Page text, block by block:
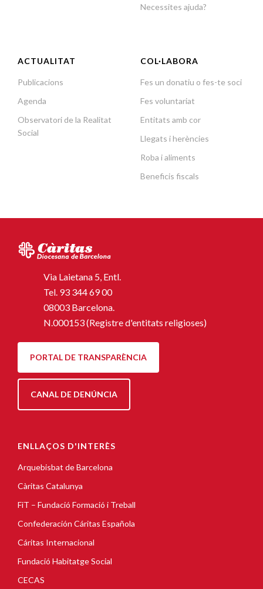
Necessites ajuda?
ACTUALITAT
Publicacions
Agenda
Observatori de la Realitat
Social
COL·LABORA
Fes un donatiu o fes-te soci
Fes voluntariat
Entitats amb cor
Llegats i herències
Roba i aliments
Beneficis fiscals
Via Laietana 5, Entl.
Tel. 93 344 69 00
08003 Barcelona.
N.000153 (Registre d'entitats religioses)
PORTAL DE TRANSPARÈNCIA
CANAL DE DENÚNCIA
ENLLAÇOS D'INTERÈS
Arquebisbat de Barcelona
Càritas Catalunya
FiT – Fundació Formació i Treball
Confederación Cáritas Española
Cáritas Internacional
Fundació Habitatge Social
CECAS